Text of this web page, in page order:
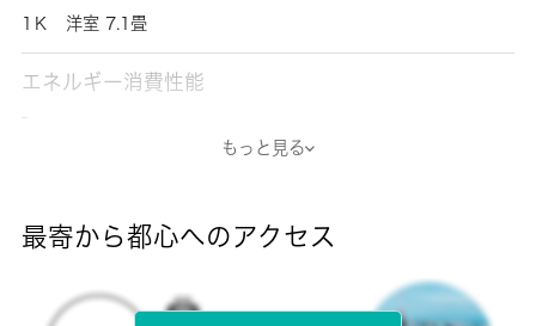
1Ｋ 洋室 7.1畳
エネルギー消費性能
-
もっと見る
最寄から都心へのアクセス